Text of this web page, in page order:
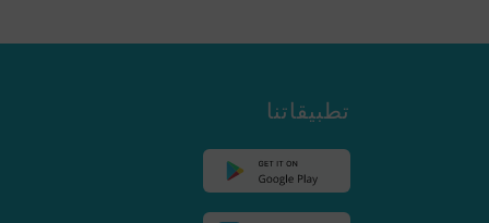
تطبيقاتنا